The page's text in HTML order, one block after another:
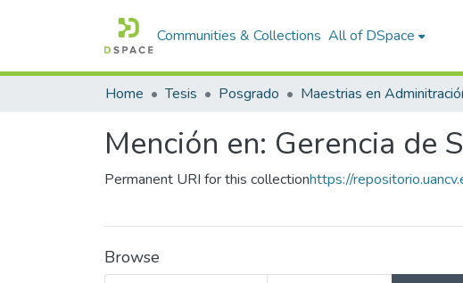
Communities & Collections All of DSpace
Home Tesis Posgrado Maestrias en
Mención en: Gerencia de
Permanent URI for this collectionhttps://
Browse